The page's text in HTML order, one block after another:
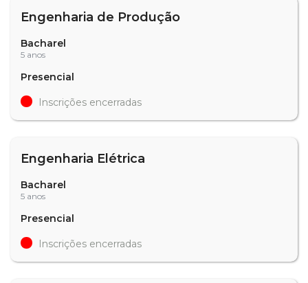
Engenharia de Produção
Bacharel
5 anos
Presencial
Inscrições encerradas
Engenharia Elétrica
Bacharel
5 anos
Presencial
Inscrições encerradas